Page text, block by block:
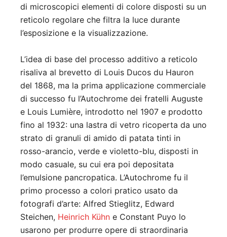
di microscopici elementi di colore disposti su un
reticolo regolare che filtra la luce durante
l’esposizione e la visualizzazione.
L’idea di base del processo additivo a reticolo
risaliva al brevetto di Louis Ducos du Hauron
del 1868, ma la prima applicazione commerciale
di successo fu l’Autochrome dei fratelli Auguste
e Louis Lumière, introdotto nel 1907 e prodotto
fino al 1932: una lastra di vetro ricoperta da uno
strato di granuli di amido di patata tinti in
rosso-arancio, verde e violetto-blu, disposti in
modo casuale, su cui era poi depositata
l’emulsione pancropatica. L’Autochrome fu il
primo processo a colori pratico usato da
fotografi d’arte: Alfred Stieglitz, Edward
Steichen, Heinrich Kühn e Constant Puyo lo
usarono per produrre opere di straordinaria